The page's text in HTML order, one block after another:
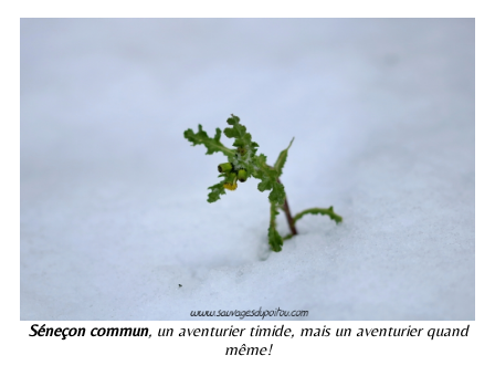
Séneçon commun, un aventurier timide, mais un aventurier quand
même!